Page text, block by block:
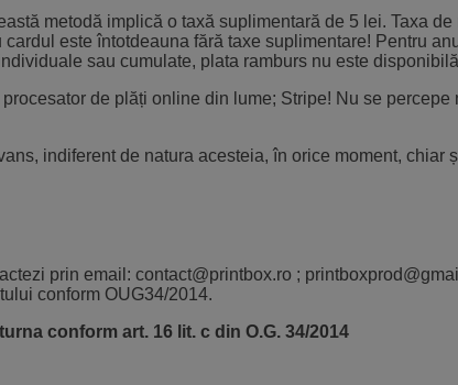
metodă implică o taxă suplimentară de 5 lei. Taxa de
este întotdeauna fără taxe suplimentare! Pentru
sau cumulate, plata ramburs nu este
de plăți online din lume; Stripe! Nu se percepe
indiferent de natura acesteia, în orice moment, chiar
prin email: contact@printbox.ro ;
conform OUG34/2014.
conform art. 16 lit. c din O.G. 34/2014